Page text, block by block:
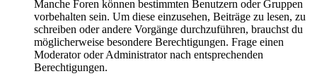
Manche Foren können bestimmten Benutzern oder Gruppen
vorbehalten sein. Um diese einzusehen, Beiträge zu lesen, zu
schreiben oder andere Vorgänge durchzuführen, brauchst du
möglicherweise besondere Berechtigungen. Frage einen
Moderator oder Administrator nach entsprechenden
Berechtigungen.